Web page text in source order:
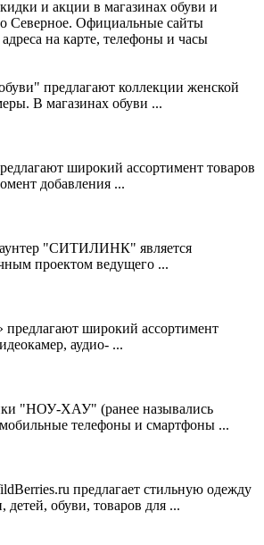
и акции в магазинах обуви и
Северное. Официальные сайты
на карте, телефоны и часы
предлагают коллекции женской
В магазинах обуви ...
широкий ассортимент товаров
добавления ...
"СИТИЛИНК" является
проектом ведущего ...
широкий ассортимент
аудио- ...
"НОУ-ХАУ" (ранее назывались
телефоны и смартфоны ...
предлагает стильную одежду
обуви, товаров для ...